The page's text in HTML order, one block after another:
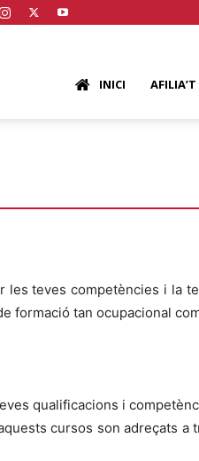
INICI AFILIA’T
teves competències i la
formació tan ocupacional
qualificacions i
cursos son adreçats a